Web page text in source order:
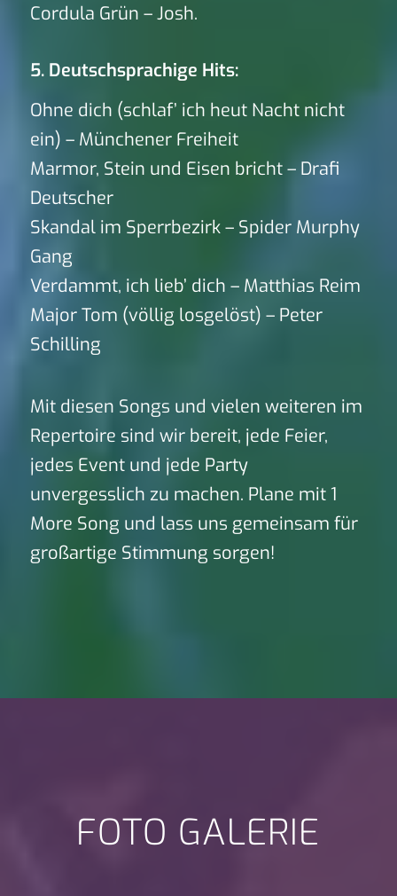
Cordula Grün – Josh.
5. Deutschsprachige Hits:
Ohne dich (schlaf’ ich heut Nacht nicht
ein) – Münchener Freiheit
Marmor, Stein und Eisen bricht – Drafi
Deutscher
Skandal im Sperrbezirk – Spider Murphy
Gang
Verdammt, ich lieb’ dich – Matthias Reim
Major Tom (völlig losgelöst) – Peter
Schilling
Mit diesen Songs und vielen weiteren im
Repertoire sind wir bereit, jede Feier,
jedes Event und jede Party
unvergesslich zu machen. Plane mit 1
More Song und lass uns gemeinsam für
großartige Stimmung sorgen!
FOTO GALERIE